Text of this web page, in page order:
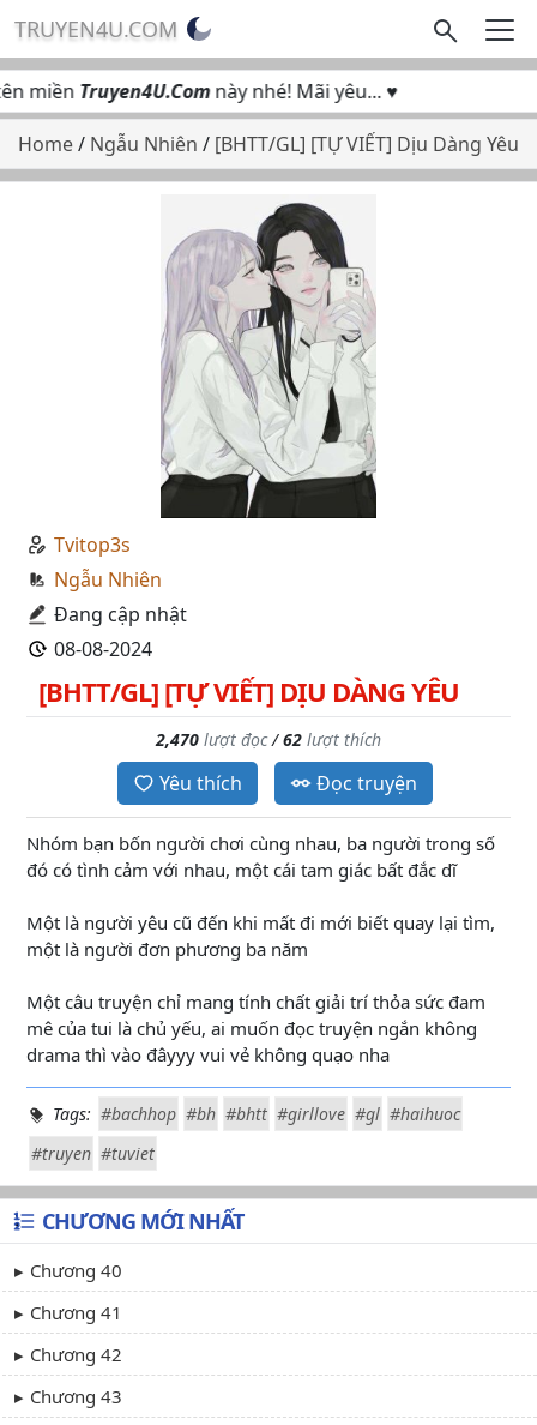
TRUYEN4U.COM
miềnTruyen4U.Comnày nhé! Mãi yêu... ♥
Home/ Ngẫu Nhiên / [BHTT/GL] [TỰ VIẾT] Dịu Dàng Yêu
Tvitop3s
Ngẫu Nhiên
Đang cập nhật
08-08-2024
[BHTT/GL] [TỰ VIẾT] DỊU DÀNG YÊU
2,470 lượt đọc/62 lượt thích
Yêu thích Đọc truyện
Nhóm bạn bốn người chơi cùng nhau, ba người trong số
đó có tình cảm với nhau, một cái tam giác bất đắc dĩ
Một là người yêu cũ đến khi mất đi mới biết quay lại tìm,
một là người đơn phương ba năm
Một câu truyện chỉ mang tính chất giải trí thỏa sức đam
mê của tui là chủ yếu, ai muốn đọc truyện ngắn không
drama thì vào đâyyy vui vẻ không quạo nha
Tags: #bachhop #bh #bhtt #girllove #gl #haihuoc
#truyen #tuviet
CHƯƠNG MỚI NHẤT
Chương 40
Chương 41
Chương 42
Chương 43